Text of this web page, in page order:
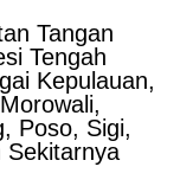
Tangan
Tengah
Kepulauan,
Poso, Sigi,
Sekitarnya